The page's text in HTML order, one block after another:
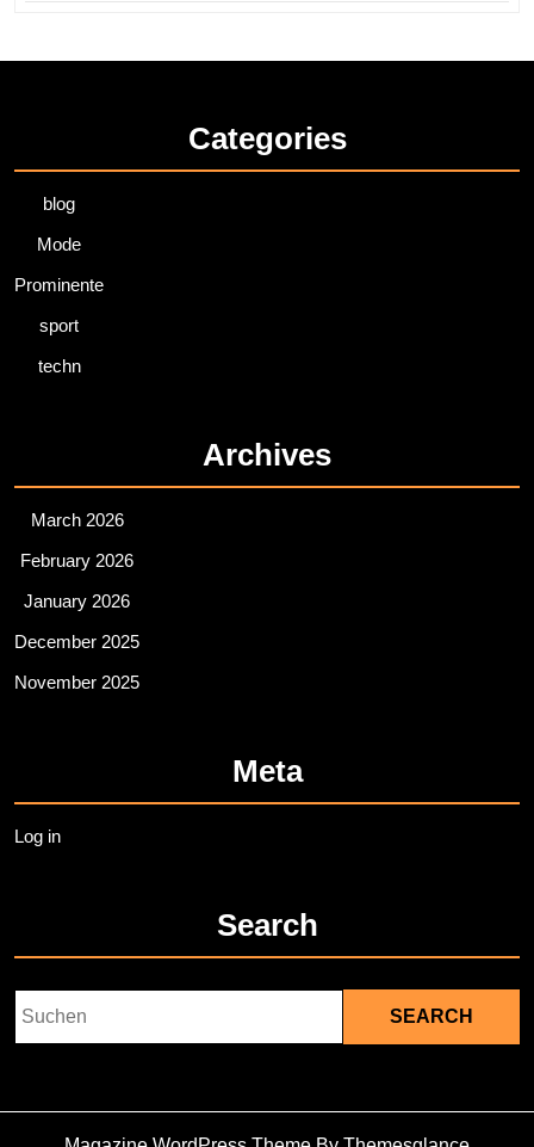
Categories
blog
Mode
Prominente
sport
techn
Archives
March 2026
February 2026
January 2026
December 2025
November 2025
Meta
Log in
Search